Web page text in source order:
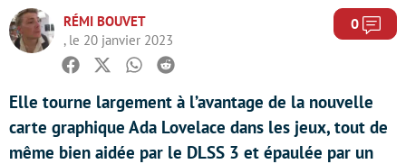
RÉMI BOUVET
, le 20 janvier 2023
0
Facebook
TwitterWhatsapp
Reddit
Elle tourne largement à l’avantage de la nouvelle
carte graphique Ada Lovelace dans les jeux, tout de
même bien aidée par le DLSS 3 et épaulée par un